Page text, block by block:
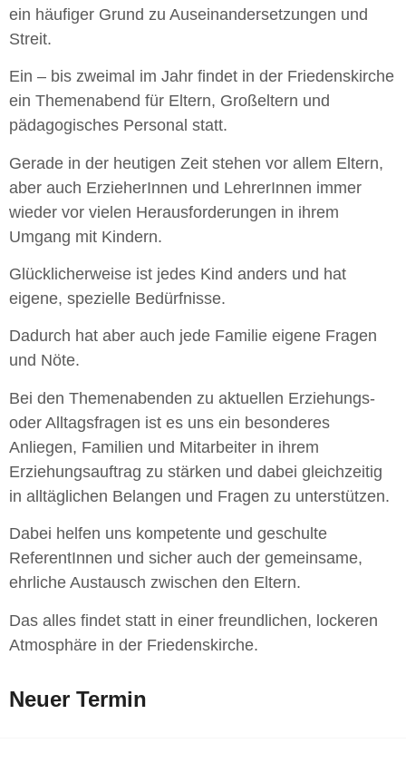
ein häufiger Grund zu Auseinandersetzungen und
Streit.
Ein – bis zweimal im Jahr findet in der Friedenskirche
ein Themenabend für Eltern, Großeltern und
pädagogisches Personal statt.
Gerade in der heutigen Zeit stehen vor allem Eltern,
aber auch ErzieherInnen und LehrerInnen immer
wieder vor vielen Herausforderungen in ihrem
Umgang mit Kindern.
Glücklicherweise ist jedes Kind anders und hat
eigene, spezielle Bedürfnisse.
Dadurch hat aber auch jede Familie eigene Fragen
und Nöte.
Bei den Themenabenden zu aktuellen Erziehungs-
oder Alltagsfragen ist es uns ein besonderes
Anliegen, Familien und Mitarbeiter in ihrem
Erziehungsauftrag zu stärken und dabei gleichzeitig
in alltäglichen Belangen und Fragen zu unterstützen.
Dabei helfen uns kompetente und geschulte
ReferentInnen und sicher auch der gemeinsame,
ehrliche Austausch zwischen den Eltern.
Das alles findet statt in einer freundlichen, lockeren
Atmosphäre in der Friedenskirche.
Neuer Termin